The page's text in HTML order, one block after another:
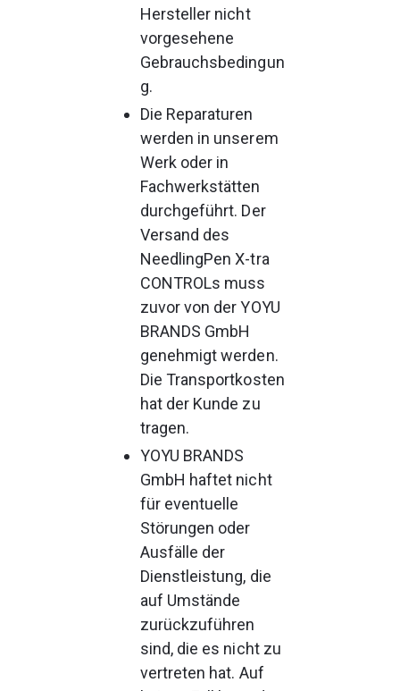
Hersteller nicht
vorgesehene
Gebrauchsbedingun
g.
Die Reparaturen
werden in unserem
Werk oder in
Fachwerkstätten
durchgeführt. Der
Versand des
NeedlingPen X-tra
CONTROLs muss
zuvor von der YOYU
BRANDS GmbH
genehmigt werden.
Die Transportkosten
hat der Kunde zu
tragen.
YOYU BRANDS
GmbH haftet nicht
für eventuelle
Störungen oder
Ausfälle der
Dienstleistung, die
auf Umstände
zurückzuführen
sind, die es nicht zu
vertreten hat. Auf